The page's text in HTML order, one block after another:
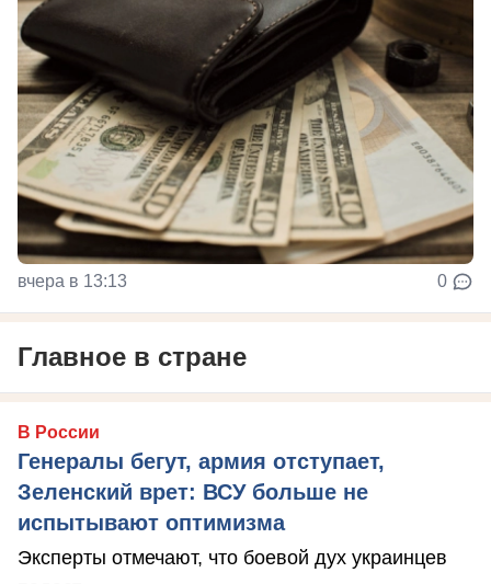
вчера в 13:13 0
Главное в стране
В России
Генералы бегут, армия отступает,
Зеленский врет: ВСУ больше не
испытывают оптимизма
Эксперты отмечают, что боевой дух украинцев